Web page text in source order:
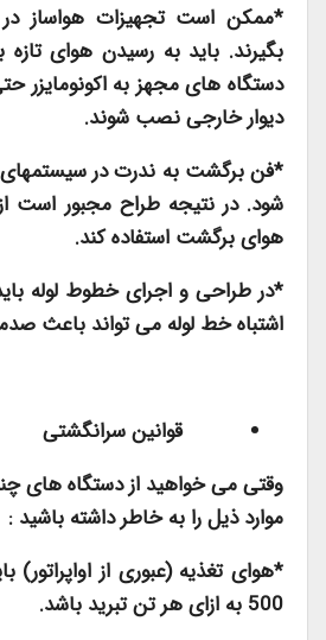
*ممکن است تجهیزات هواساز در
بگیرند. باید به رسیدن هوای تازه
دستگاه های مجهز به اکونومایزر
دیوار خارجی نصب شوند.
*فن برگشت به ندرت در سیستمهای
شود. در نتیجه طراح مجبور است
هوای برگشت استفاده کند.
*در طراحی و اجرای خطوط لوله
اشتباه خط لوله می تواند باعث
قوانین سرانگشتی
وقتی می خواهید از دستگاه های
موارد ذیل را به خاطر داشته باشید :
*هوای تغذیه (عبوری از اواپراتور) باید
500 به ازای هر تن تبرید باشد.